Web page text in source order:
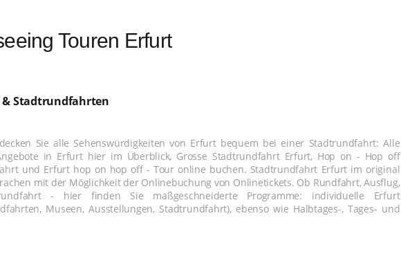
Touren Erfurt
& Stadtrundfahrten
Sie alle Sehenswürdigkeiten von Erfurt bequem bei einer Stadtrundfahrt: Alle
in Erfurt hier im Überblick, Grosse Stadtrundfahrt Erfurt, Hop on - Hop off
und Erfurt hop on hop off - Tour online buchen. Stadtrundfahrt Erfurt im original
mit der Möglichkeit der Onlinebuchung von Onlinetickets. Ob Rundfahrt, Ausflug,
- hier finden Sie maßgeschneiderte Programme: individuelle Erfurt
Museen, Ausstellungen, Stadtrundfahrt), ebenso wie Halbtages-, Tages- und